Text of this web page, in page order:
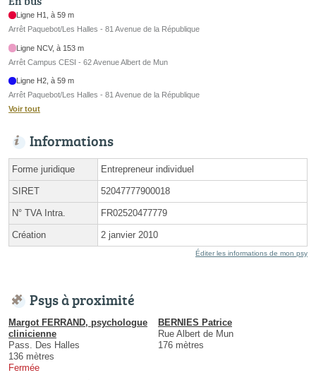
Ligne H1, à 59 m
Arrêt Paquebot/Les Halles - 81 Avenue de la République
Ligne NCV, à 153 m
Arrêt Campus CESI - 62 Avenue Albert de Mun
Ligne H2, à 59 m
Arrêt Paquebot/Les Halles - 81 Avenue de la République
Voir tout
Informations
Forme juridique Entrepreneur individuel
SIRET 52047777900018
N° TVA Intra. FR02520477779
Création 2 janvier 2010
Éditer les informations de mon psy
Psys à proximité
Margot FERRAND, psychologue
clinicienne
Pass. Des Halles
136 mètres
Fermée
BERNIES Patrice
Rue Albert de Mun
176 mètres